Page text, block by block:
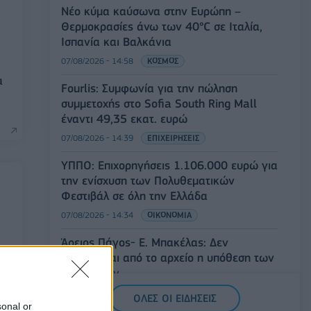
or
Νέο κύμα καύσωνα στην Ευρώπη –
Θερμοκρασίες άνω των 40°C σε Ιταλία,
Ισπανία και Βαλκάνια
07/08/2026 - 14:58 ΚΟΣΜΟΣ
Fourlis: Συμφωνία για την πώληση
συμμετοχής στο Sofia South Ring Mall
έναντι 49,35 εκατ. ευρώ
07/08/2026 - 14:39 ΕΠΙΧΕΙΡΗΣΕΙΣ
ΥΠΠΟ: Επιχορηγήσεις 1.106.000 ευρώ για
την ενίσχυση των Πολυθεματικών
Φεστιβάλ σε όλη την Ελλάδα
07/08/2026 - 14:34 ΟΙΚΟΝΟΜΙΑ
Άρειος Πάγος- Ε. Μπακέλας: Δεν
ανασύρεται από το αρχείο η υπόθεση των
υποκλοπών
07/08/2026 - 14:11 ΕΛΛΑΔΑ
ΟΛΕΣ ΟΙ ΕΙΔΗΣΕΙΣ